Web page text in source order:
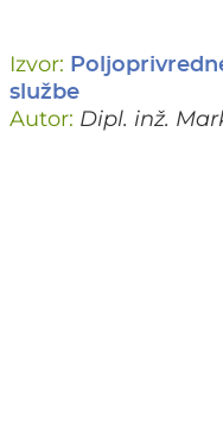
Izvor:
službe
Autor: Dipl. inž.